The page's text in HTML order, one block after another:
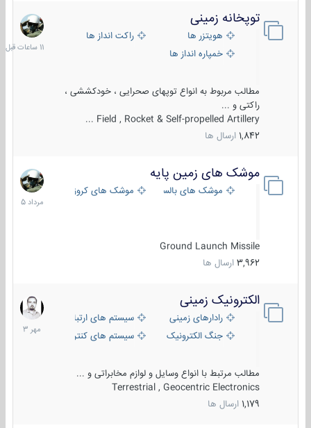
توپخانه زمینی
هویتزر ها
راکت انداز ها
خمپاره انداز ها
مطالب مربوط به انواع توپهای صحرایی ، خودکششی ،
راکتی و ...
Field , Rocket & Self-propelled Artillery ...
1,842 ارسال ها
11
ساعات
قبل
موشک های زمین پایه
موشک های بالستیک موشک های کروز
Ground Launch Missile
3,962 ارسال ها
2
مرداد
1405
الکترونیک زمینی
رادارهای زمینی
سیستم های ارتباطی و جمع آوری
جنگ الکترونیک
سیستم های کنترل آتش و تجهیزات
مطالب مرتبط با انواع وسایل و لوازم مخابراتی و ...
Terrestrial , Geocentric Electronics
1,179 ارسال ها
1
مهر
1403